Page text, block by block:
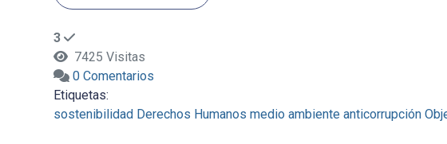
3
7425 Visitas
0 Comentarios
Etiquetas:
sostenibilidad Derechos Humanos medio ambiente anticorrupción